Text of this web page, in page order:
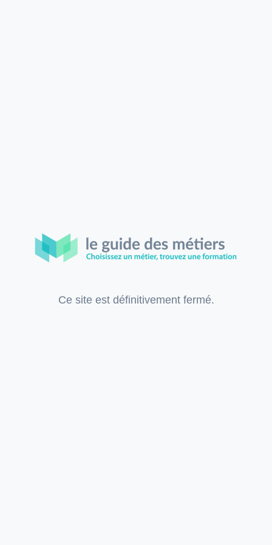
Ce site est définitivement fermé.